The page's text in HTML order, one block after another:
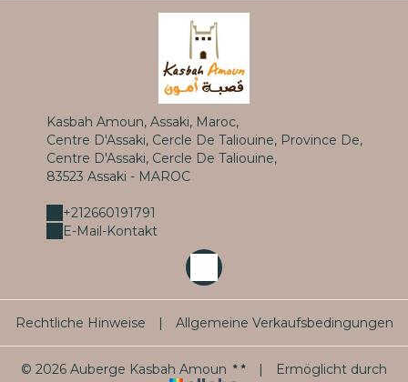
Kasbah Amoun, Assaki, Maroc,
Centre D'Assaki, Cercle De Taliouine, Province De,
Centre D'Assaki, Cercle De Taliouine,
83523 Assaki - MAROC
+212660191791
E-Mail-Kontakt
Rechtliche Hinweise | Allgemeine Verkaufsbedingungen
© 2026 Auberge Kasbah Amoun | Ermöglicht durch